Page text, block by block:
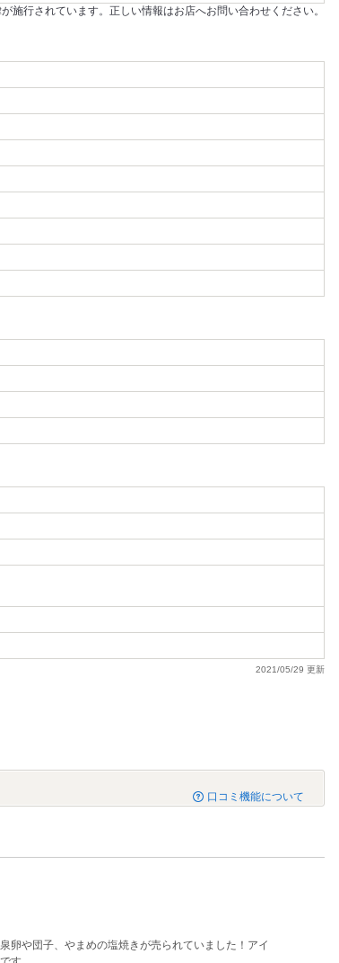
行されています。正しい情報はお店へお問い合わせください。
2021/05/29 更新
口コミ機能について
卵や団子、やまめの塩焼きが売られていました！アイ